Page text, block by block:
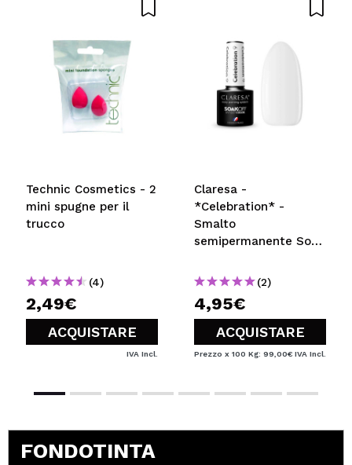
Technic Cosmetics - 2
mini spugne per il
trucco
(4)
2,49€
ACQUISTARE
IVA Incl.
Claresa -
*Celebration* -
Smalto
semipermanente Soak
(2)
4,95€
ACQUISTARE
Prezzo x 100 Kg: 99,00€ IVA Incl.
FONDOTINTA